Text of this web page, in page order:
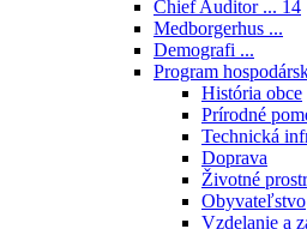
Chief Auditor ... 14
Medborgerhus ...
Demografi ...
Program
História obce
Prírodné
Technická
Doprava
Životné
Obyvateľstvo
Vzdelanie a